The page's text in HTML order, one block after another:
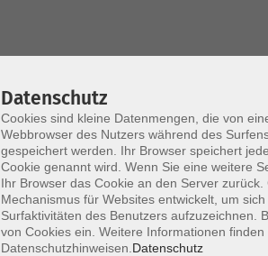
Datenschutz
Cookies sind kleine Datenmengen, die von
Webbrowser des Nutzers während des
gespeichert werden. Ihr Browser speichert
Cookie genannt wird. Wenn Sie eine weitere
Ihr Browser das Cookie an den Server
Mechanismus für Websites entwickelt, um
Surfaktivitäten des Benutzers aufzuzeichnen.
von Cookies ein. Weitere Informationen finden
Datenschutzhinweisen. Datenschutz